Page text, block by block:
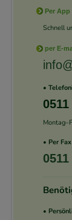
Per
Schnell
per E-
•
• Per Fax
•